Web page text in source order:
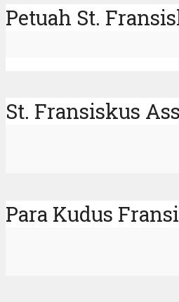
Petuah St.
St. Fransiskus
Para Kudus